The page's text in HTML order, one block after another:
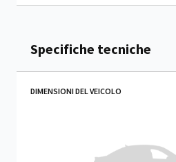
Specifiche tecniche
DIMENSIONI DEL VEICOLO